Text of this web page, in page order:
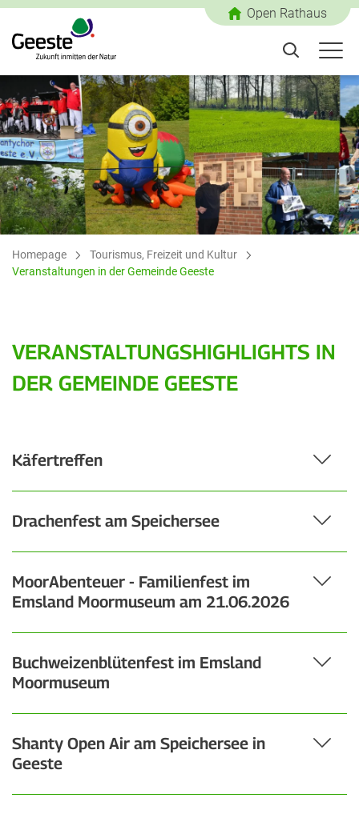
Open Rathaus
Homepage
Tourismus, Freizeit und Kultur
Veranstaltungen in der Gemeinde Geeste
VERANSTALTUNGSHIGHLIGHTS IN
DER GEMEINDE GEESTE
Käfertreffen
Drachenfest am Speichersee
MoorAbenteuer - Familienfest im
Emsland Moormuseum am 21.06.2026
Buchweizenblütenfest im Emsland
Moormuseum
Shanty Open Air am Speichersee in
Geeste